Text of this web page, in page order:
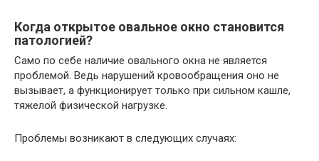
Когда открытое овальное окно становится
патологией?
Само по себе наличие овального окна не является
проблемой. Ведь нарушений кровообращения оно не
вызывает, а функционирует только при сильном кашле,
тяжелой физической нагрузке.
Проблемы возникают в следующих случаях: